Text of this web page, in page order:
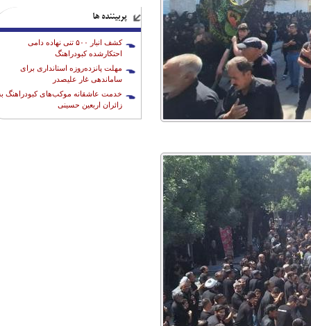
پربیننده ها
کشف انبار ۵۰۰ تنی نهاده دامی
احتکارشده کبودراهنگ
مهلت پانزده‌روزه استانداری برای
ساماندهی غار علیصدر
خدمت عاشقانه موکب‌های کبودراهنگ
زائران اربعین حسینی